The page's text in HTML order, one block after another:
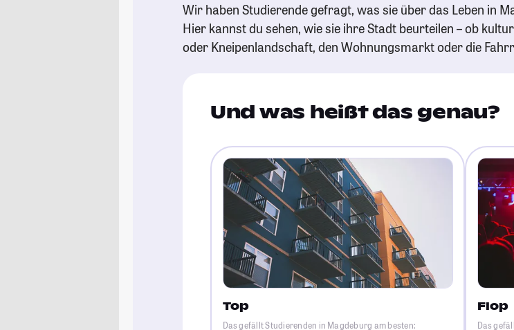
Wir haben Studierende gefragt, was sie über das Leben in
Hier kannst du sehen, wie sie ihre Stadt beurteilen – ob
oder Kneipenlandschaft, den Wohnungsmarkt oder die
Und was heißt das genau?
Top
Das gefällt Studierenden in Magdeburg am besten:
Flop
Das